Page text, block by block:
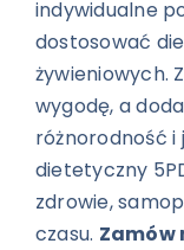
indywidualne
dostosować
żywieniowych.
wygodę, a
różnorodność
dietetyczny
zdrowie,
czasu. Zamów